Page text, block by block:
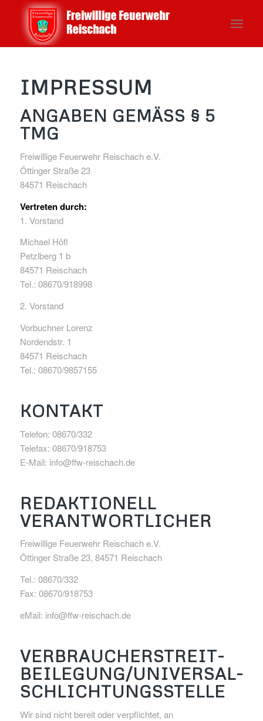
IMPRESSUM
ANGABEN GEMÄSS § 5 T
MG
Freiwillige Feuerwehr Reischach e.V.
Öttinger Straße 23
84571 Reischach
Vertreten durch:
1. Vorstand
Michael Höfl
Petzlberg 1 b
84571 Reischach
Tel.: 08670/918998
2. Vorstand
Vorbuchner Lorenz
Nordendstr. 1
84571 Reischach
Tel.: 08670/9857155
KONTAKT
Telefon: 08670/332
Telefax: 08670/918753
E-Mail: info@ffw-reischach.de
REDAKTIONELL
VERANTWORTLICHER
Freiwillige Feuerwehr Reischach e.V.
Öttinger Straße 23, 84571 Reischach
Tel.: 08670/332
Fax: 08670/918753
eMail: info@ffw-reischach.de
VERBRAUCHER­STREIT­
BEILEGUNG/UNIVERSAL­
SCHLICHTUNGS­STELLE
Wir sind nicht bereit oder verpflichtet, an